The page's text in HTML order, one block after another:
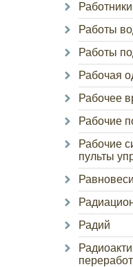
Работы
Работы
Рабочая
Рабочее
Рабочие
Рабочие
пульты
Радий